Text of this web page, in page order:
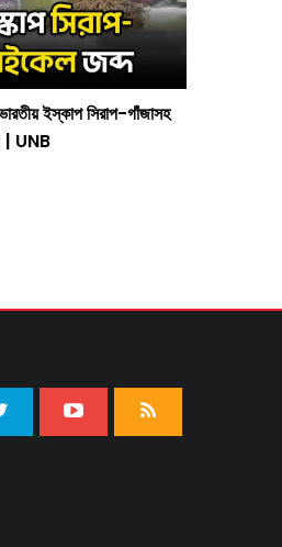
ইস্কাপ সিরাপ-গাঁজাসহ
| UNB